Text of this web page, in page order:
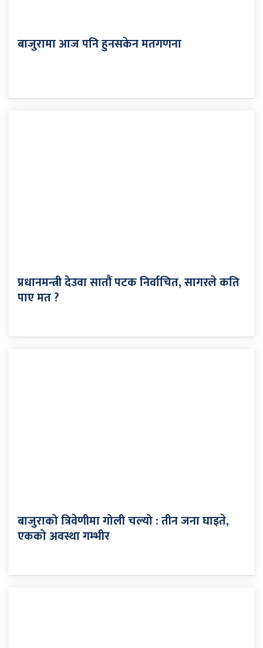
बाजुरामा आज पनि हुनसकेन मतगणना
प्रधानमन्त्री देउवा सातौं पटक निर्वाचित, सागरले कति
पाए मत ?
बाजुराको त्रिवेणीमा गोली चल्यो : तीन जना घाइते,
एकको अवस्था गम्भीर